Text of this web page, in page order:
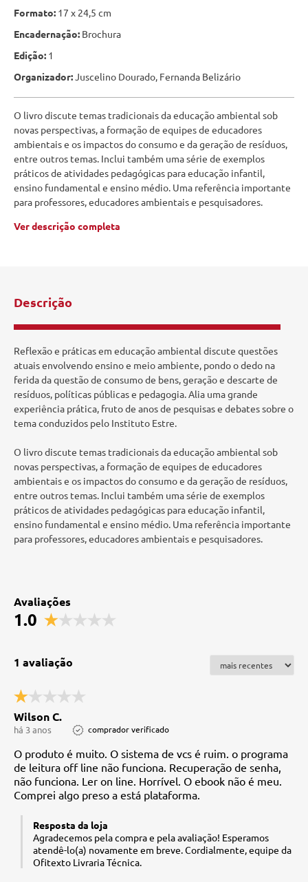
Formato: 17 x 24,5 cm
Encadernação: Brochura
Edição: 1
Organizador:Juscelino Dourado, Fernanda Belizário
O livro discute temas tradicionais da educação ambiental sob
novas perspectivas, a formação de equipes de educadores
ambientais e os impactos do consumo e da geração de resíduos,
entre outros temas. Inclui também uma série de exemplos
práticos de atividades pedagógicas para educação infantil,
ensino fundamental e ensino médio. Uma referência importante
para professores, educadores ambientais e pesquisadores.
Ver descrição completa
Descrição
Reflexão e práticas em educação ambiental discute questões
atuais envolvendo ensino e meio ambiente, pondo o dedo na
ferida da questão de consumo de bens, geração e descarte de
resíduos, políticas públicas e pedagogia. Alia uma grande
experiência prática, fruto de anos de pesquisas e debates sobre o
tema conduzidos pelo Instituto Estre.
O livro discute temas tradicionais da educação ambiental sob
novas perspectivas, a formação de equipes de educadores
ambientais e os impactos do consumo e da geração de resíduos,
entre outros temas. Inclui também uma série de exemplos
práticos de atividades pedagógicas para educação infantil,
ensino fundamental e ensino médio. Uma referência importante
para professores, educadores ambientais e pesquisadores.
Avaliações
1.0
1 avaliação
Wilson C.
há 3 anos comprador verificado
O produto é muito. O sistema de vcs é ruim. o programa
de leitura off line não funciona. Recuperação de senha,
não funciona. Ler on line. Horrível. O ebook não é meu.
Comprei algo preso a está plataforma.
Resposta da loja
Agradecemos pela compra e pela avaliação! Esperamos
atendê-lo(a) novamente em breve. Cordialmente, equipe da
Ofitexto Livraria Técnica.